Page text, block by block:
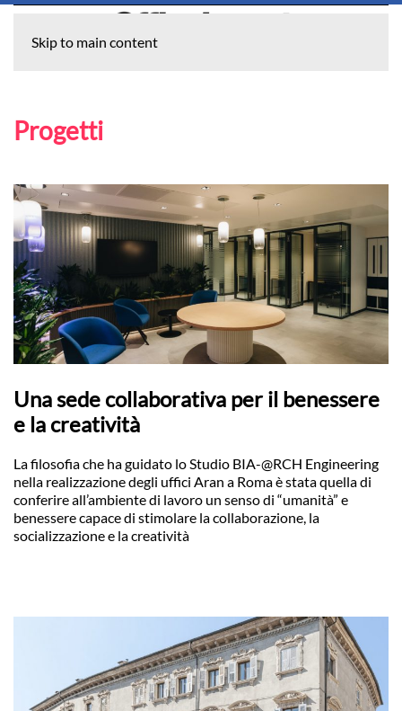
Skip to main content
Progetti
Una sede collaborativa per il benessere
e la creatività
La filosofia che ha guidato lo Studio BIA-@RCH Engineering
nella realizzazione degli uffici Aran a Roma è stata quella di
conferire all’ambiente di lavoro un senso di “umanità” e
benessere capace di stimolare la collaborazione, la
socializzazione e la creatività